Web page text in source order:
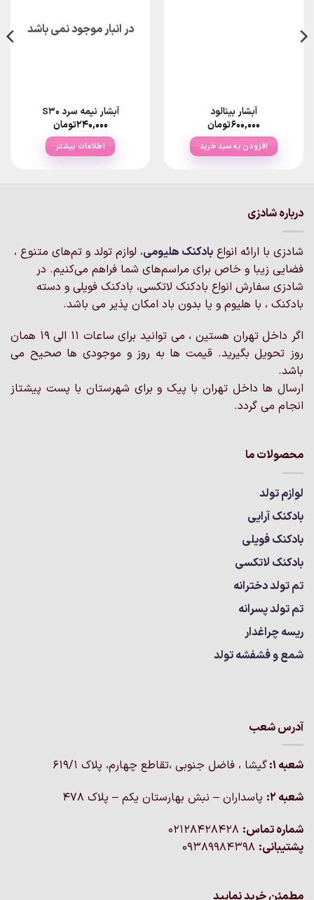
آبشار بینالود
۶۰۰,۰۰۰تومان
افزودن به سبد خرید
در انبار موجود نمی باشد
آبشار نیمه سرد S30
۲۴۰,۰۰۰تومان
اطلاعات بیشتر
درباره شادزی
شادزی با ارائه انواع بادکنک‌ هلیومی، لوازم تولد و تم‌های متنوع ،
فضایی زیبا و خاص برای مراسم‌های شما فراهم می‌کنیم. در
شادزی سفارش انواع بادکنک لاتکسی، بادکنک فویلی و دسته
بادکنک ، با هلیوم و یا بدون باد امکان پذیر می باشد.
اگر داخل تهران هستین ، می توانید برای ساعات 11 الی 19 همان
روز تحویل بگیرید. قیمت ها به روز و موجودی ها صحیح می
باشد.
ارسال ها داخل تهران با پیک و برای شهرستان با پست پیشتاز
انجام می گردد.
محصولات ما
لوازم تولد
بادکنک آرایی
بادکنک فویلی
بادکنک لاتکسی
تم تولد دخترانه
تم تولد پسرانه
ریسه چراغدار
شمع و فشفشه تولد
آدرس شعب
شعبه 1:
گيشا ، فاضل جنوبی ،تقاطع چهارم، پلاک 619/1
شعبه 2:
پاسداران – نبش بهارستان یکم – پلاک ۴۷۸
شماره تماس:
پشتیبانی:
مطمئن خرید نمایید